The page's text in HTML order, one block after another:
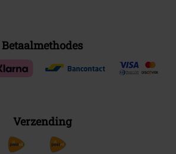
Betaalmethodes
Verzending